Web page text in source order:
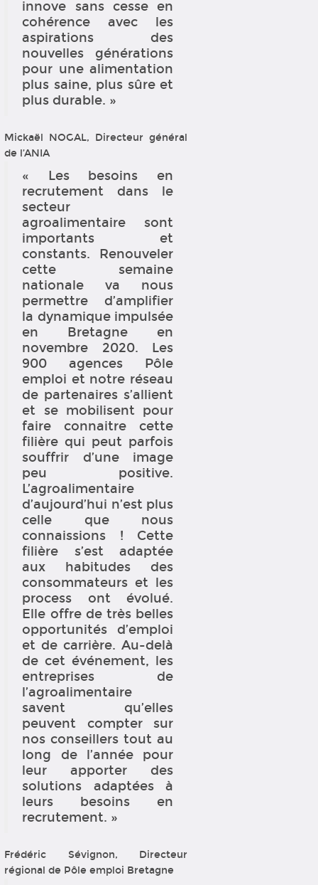
innove sans cesse en
cohérence avec les
aspirations des
nouvelles générations
pour une alimentation
plus saine, plus sûre et
plus durable. »
Mickaël NOGAL, Directeur général
de l’ANIA
« Les besoins en
recrutement dans le
secteur
agroalimentaire sont
importants et
constants. Renouveler
cette semaine
nationale va nous
permettre d’amplifier
la dynamique impulsée
en Bretagne en
novembre 2020. Les
900 agences Pôle
emploi et notre réseau
de partenaires s’allient
et se mobilisent pour
faire connaitre cette
filière qui peut parfois
souffrir d’une image
peu positive.
L’agroalimentaire
d’aujourd’hui n’est plus
celle que nous
connaissions ! Cette
filière s’est adaptée
aux habitudes des
consommateurs et les
process ont évolué.
Elle offre de très belles
opportunités d’emploi
et de carrière. Au-delà
de cet événement, les
entreprises de
l’agroalimentaire
savent qu’elles
peuvent compter sur
nos conseillers tout au
long de l’année pour
leur apporter des
solutions adaptées à
leurs besoins en
recrutement. »
Frédéric Sévignon, Directeur
régional de Pôle emploi Bretagne